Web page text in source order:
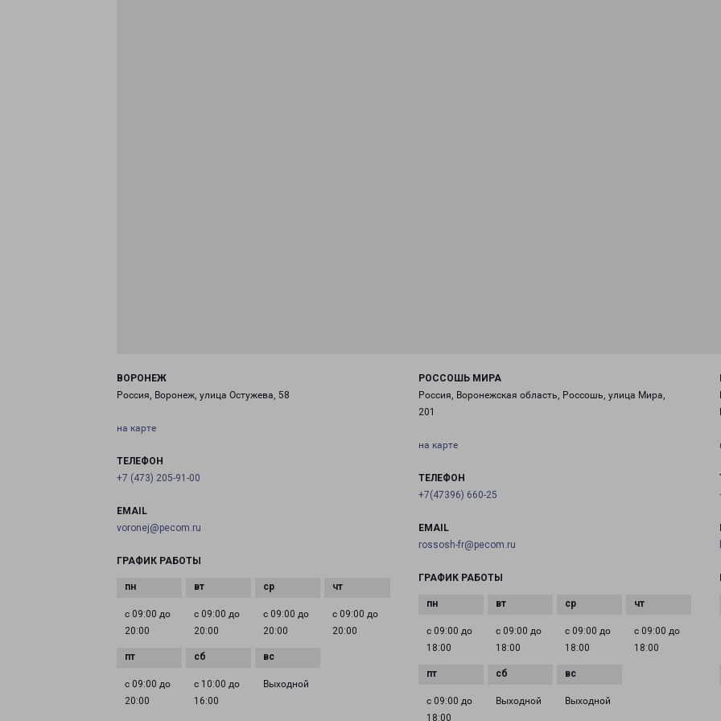
ВОРОНЕЖ
Россия, Воронеж, улица Остужева, 58
на карте
ТЕЛЕФОН
+7 (473) 205-91-00
EMAIL
voronej@pecom.ru
ГРАФИК РАБОТЫ
с 09:00 до
20:00
с 09:00 до
20:00
с 09:00 до
20:00
с 09:00 до
20:00
с 09:00 до
20:00
с 10:00 до
16:00
Выходной
РОССОШЬ МИРА
Россия, Воронежская область, Россошь, улица Мира,
201
на карте
ТЕЛЕФОН
+7(47396) 660-25
EMAIL
rossosh-fr@pecom.ru
ГРАФИК РАБОТЫ
с 09:00 до
18:00
с 09:00 до
18:00
с 09:00 до
18:00
с 09:00 до
18:00
с 09:00 до
18:00
Выходной Выходной